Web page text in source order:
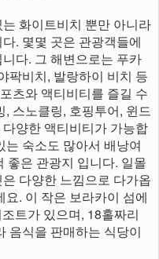
화이트비치 뿐만 아니라
. 몇몇 곳은 관광객들에
다. 그 해변으로는 푸카
팍비치, 발랑하이 비치 등
츠와 액티비티를 즐길 수
스노클링, 호핑투어, 윈드
양한 액티비티가 가능합
숙소도 많아서 배낭여
좋은 관광지 입니다. 일몰
다양한 느낌으로 다가옵
. 이 작은 보라카이 섬에
트가 있으며, 18홀짜리
음식을 판매하는 식당이